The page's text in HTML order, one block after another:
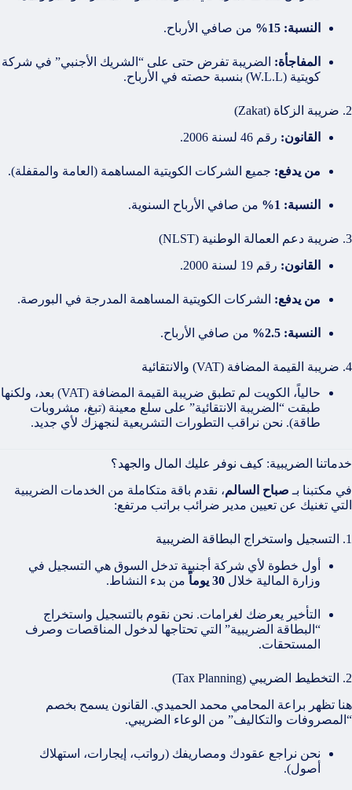
النسبة: 15% من صافي الأرباح.
المفاجأة: الضريبة تفرض حتى على “الشريك الأجنبي” في شركة
كويتية (W.L.L) بنسبة حصته في الأرباح.
2. ضريبة الزكاة (Zakat)
القانون: رقم 46 لسنة 2006.
من يدفع: جميع الشركات الكويتية المساهمة (العامة والمقفلة).
النسبة: 1% من صافي الأرباح السنوية.
3. ضريبة دعم العمالة الوطنية (NLST)
القانون: رقم 19 لسنة 2000.
من يدفع: الشركات الكويتية المساهمة المدرجة في البورصة.
النسبة: 2.5% من صافي الأرباح.
4. ضريبة القيمة المضافة (VAT) والانتقائية
حالياً، الكويت لم تطبق ضريبة القيمة المضافة (VAT) بعد، ولكنها
طبقت “الضريبة الانتقائية” على سلع معينة (تبغ، مشروبات
طاقة). نحن نراقب التطورات التشريعية لنجهزك لأي جديد.
خدماتنا الضريبية: كيف نوفر عليك المال والجهد؟
في مكتبنا بـ صباح السالم، نقدم باقة متكاملة من الخدمات الضريبية
التي تغنيك عن تعيين مدير ضرائب براتب مرتفع:
1. التسجيل واستخراج البطاقة الضريبية
أول خطوة لأي شركة أجنبية تدخل السوق هي التسجيل في
وزارة المالية خلال 30 يوماً من بدء النشاط.
التأخير يعرضك لغرامات. نحن نقوم بالتسجيل واستخراج
“البطاقة الضريبية” التي تحتاجها لدخول المناقصات وصرف
المستحقات.
2. التخطيط الضريبي (Tax Planning)
هنا تظهر براعة المحامي محمد الحميدي. القانون يسمح بخصم
“المصروفات والتكاليف” من الوعاء الضريبي.
نحن نراجع عقودك ومصاريفك (رواتب، إيجارات، استهلاك
أصول).